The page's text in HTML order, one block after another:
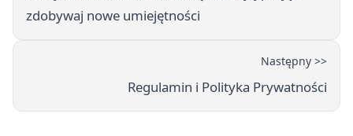
zdobywaj nowe umiejętności
Następny >>
Regulamin i Polityka Prywatności